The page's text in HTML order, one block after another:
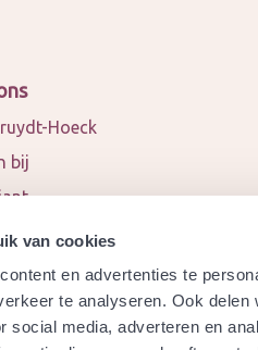
van cookies
en advertenties te
te analyseren. Ook
social media, adverteren en
Hoeck
bij
blogs